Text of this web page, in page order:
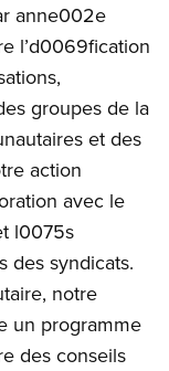
anne002e
l’d0069fication
groupes de la
et des
action
avec le
l0075s
des syndicats.
notre
un programme
des conseils